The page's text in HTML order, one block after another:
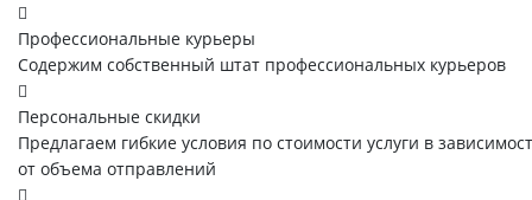
Профессиональные курьеры
Содержим собственный штат профессиональных курьеров
Персональные скидки
Предлагаем гибкие условия по стоимости услуги в
от объема отправлений